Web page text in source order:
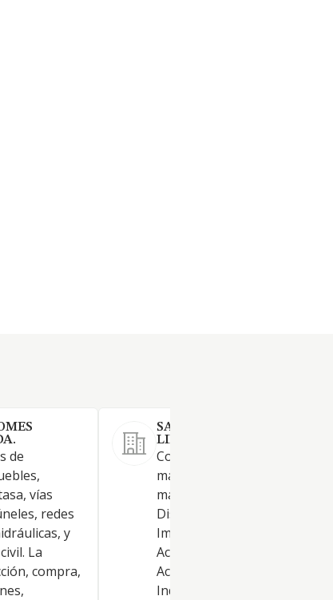
de
vías
redes
y
La
compra,
SADASASU SOCIEDAD
LIMITADA. (EXTINGUIDA)
Construcción, instalaciones y
mantenimiento. Comercio al
mayor y al por menor.
Distribución comercial.
Importación y exportación.
Actividades inmobiliarias.
Actividades profesionales.
Industrias manufactureras y